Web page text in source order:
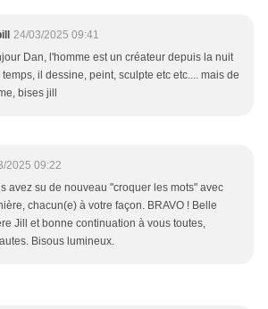
24/03/2025 09:41
Dan, l'homme est un créateur depuis la nuit
temps, il dessine, peint, sculpte etc etc.... mais de
bises jill
2025 09:22
avez su de nouveau "croquer les mots" avec
chacun(e) à votre façon. BRAVO ! Belle
Jill et bonne continuation à vous toutes,
Bisous lumineux.